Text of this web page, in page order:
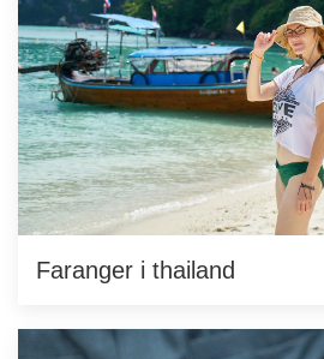
Faranger i thailand